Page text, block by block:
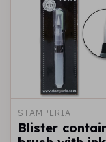
STAMPERIA
Blister